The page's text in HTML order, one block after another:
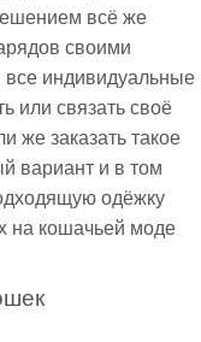
всё же
своими
все индивидуальные
или связать своё
же заказать такое
вариант и в том
одёжку
на кошачьей моде